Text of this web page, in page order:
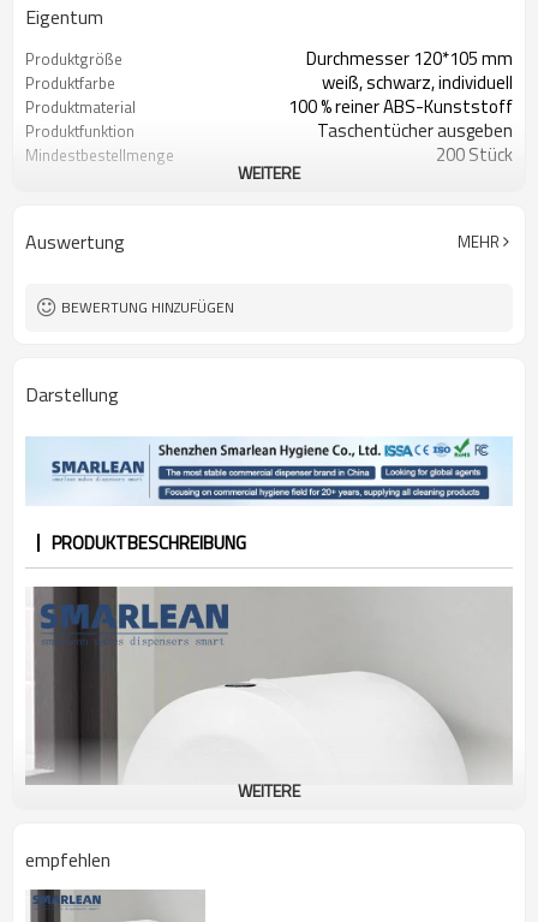
Eigentum
Produktgröße Durchmesser 120*105 mm
Produktfarbe weiß, schwarz, individuell
Produktmaterial 100 % reiner ABS-Kunststoff
Produktfunktion Taschentücher ausgeben
Mindestbestellmenge 200 Stück
Mindestbestellmenge 200 Stück
Erscheinungsbild
WEITERE
Auswertung MEHR
BEWERTUNG HINZUFÜGEN
Darstellung
PRODUKTBESCHREIBUNG
WEITERE
empfehlen